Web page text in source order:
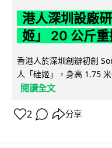
港人深圳設廠
姬」 20 公斤
香港人於深圳創辦初創
人「硅姬」，身高 1.75
閱讀全文
2 分享